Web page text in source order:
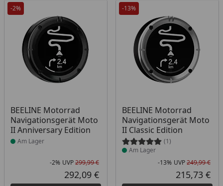
-2%
BEELINE Motorrad
Navigationsgerät Moto
II Anniversary Edition
Produkt am Lager
Am Lager
Rabatt in Prozent
-2%
Ursprünglicher Preis
UVP299,99 €
Aktueller Preis
292,09 €
-13%
BEELINE Motorrad
Navigationsgerät Moto
II Classic Edition
(1)
Produkt am Lager
Am Lager
-13% UVP249,99 €
215,73 €